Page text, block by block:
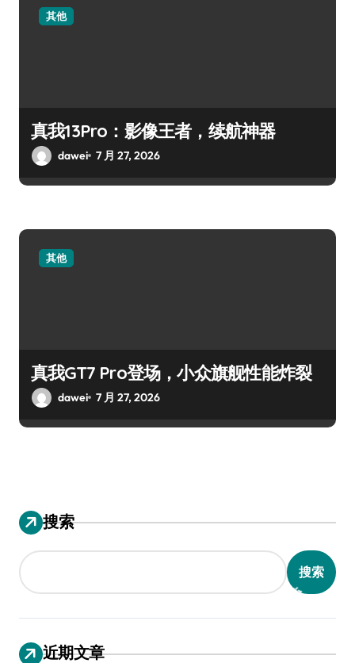
其他
真我13Pro：影像王者，续航神器
dawei 7 月 27, 2026
其他
真我GT7 Pro登场，小众旗舰性能炸裂
dawei 7 月 27, 2026
搜索
搜索
近期文章